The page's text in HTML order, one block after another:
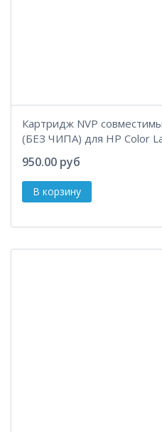
Картридж NVP
(БЕЗ ЧИПА) для HP Color
950.00 руб